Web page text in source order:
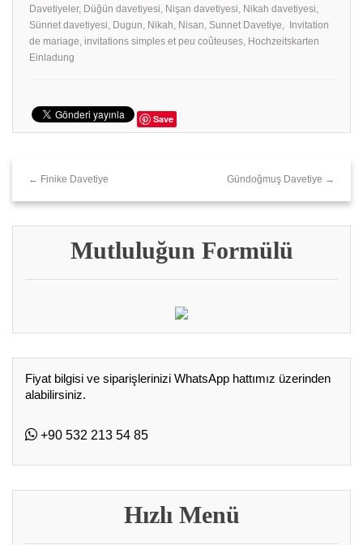
Davetiyeler, Düğün davetiyesi, Nişan davetiyesi, Nikah davetiyesi,
Sünnet davetiyesi, Dugun, Nikah, Nisan, Sunnet Davetiye, Invitation
de mariage, invitations simples et peu coûteuses, Hochzeitskarten
Einladung
Save
← Finike Davetiye Gündoğmuş Davetiye →
Mutluluğun Formülü
Fiyat bilgisi ve siparişlerinizi WhatsApp hattımız üzerinden
alabilirsiniz.
+90 532 213 54 85
Hızlı Menü